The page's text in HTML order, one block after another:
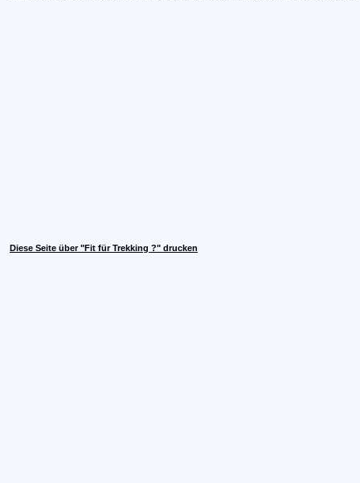
Diese Seite über "Fit für Trekking ?" drucken